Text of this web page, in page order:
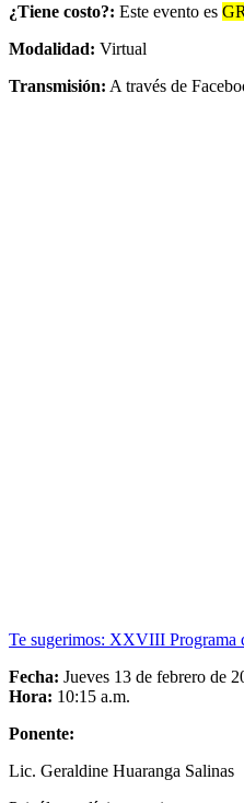
¿Tiene costo?: Este evento es
Modalidad: Virtual
Transmisión: A través de
Te sugerimos: XXVIII Programa
Fecha: Jueves 13 de febrero de
Hora: 10:15 a.m.
Ponente:
Lic. Geraldine Huaranga Salinas